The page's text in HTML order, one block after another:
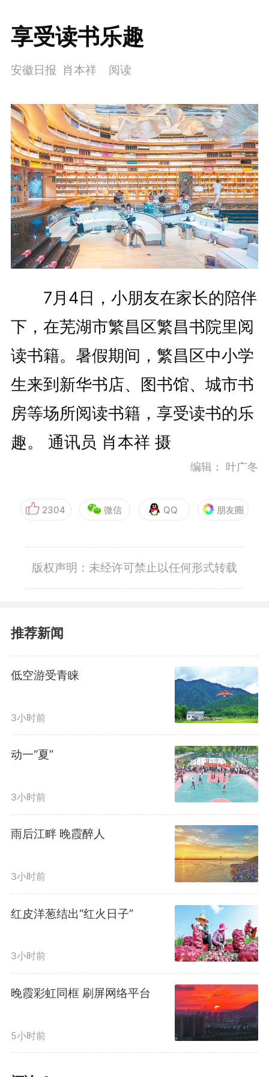
享受读书乐趣
安徽日报 肖本祥 阅读
7月4日，小朋友在家长的陪伴
下，在芜湖市繁昌区繁昌书院里阅
读书籍。暑假期间，繁昌区中小学
生来到新华书店、图书馆、城市书
房等场所阅读书籍，享受读书的乐
趣。 通讯员 肖本祥 摄
编辑： 叶广冬
2304 微信 QQ 朋友圈
版权声明：未经许可禁止以任何形式转载
推荐新闻
低空游受青睐
3小时前
动一“夏”
3小时前
雨后江畔 晚霞醉人
3小时前
红皮洋葱结出“红火日子”
3小时前
晚霞彩虹同框 刷屏网络平台
5小时前